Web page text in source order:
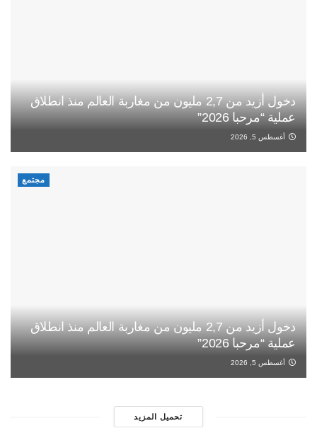
دخول أزيد من 2,7 مليون من مغاربة العالم منذ انطلاق
عملية “مرحبا 2026”
أغسطس 5, 2026
مجتمع
دخول أزيد من 2,7 مليون من مغاربة العالم منذ انطلاق
عملية “مرحبا 2026”
أغسطس 5, 2026
تحميل المزيد